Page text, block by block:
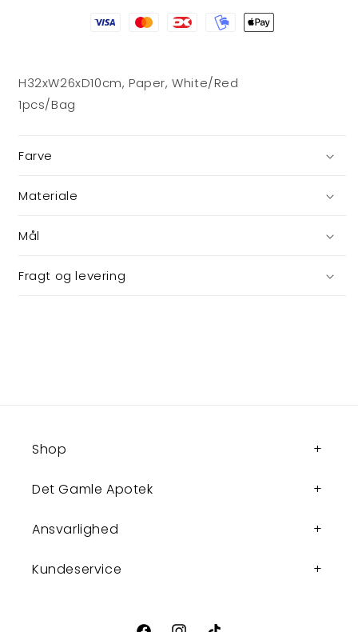
H32xW26xD10cm, Paper, White/Red
1pcs/Bag
Farve
Materiale
Mål
Fragt og levering
Shop
Det Gamle Apotek
Ansvarlighed
Kundeservice